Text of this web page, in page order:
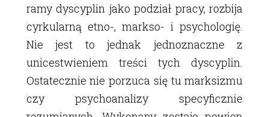
ramy dyscyplin jako podział pracy, rozbija
cyrkularną etno-, markso- i psychologię.
Nie jest to jednak jednoznaczne z
unicestwieniem treści tych dyscyplin.
Ostatecznie nie porzuca się tu marksizmu
czy psychoanalizy specyficznie